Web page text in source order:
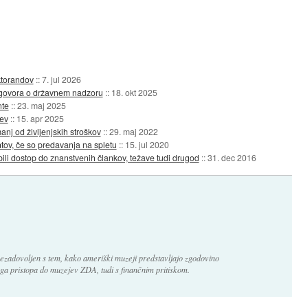
::7. jul 2026
o državnem nadzoru :: 18. okt 2025
::23. maj 2025
:: 15. apr 2025
od življenjskih stroškov ::29. maj 2022
če so predavanja na spletu :: 15. jul 2020
dostop do znanstvenih člankov, težave tudi drugod ::31. dec 2016
s tem, kako ameriški muzeji predstavljajo zgodovino
pristopa do muzejev ZDA, tudi s finančnim pritiskom.